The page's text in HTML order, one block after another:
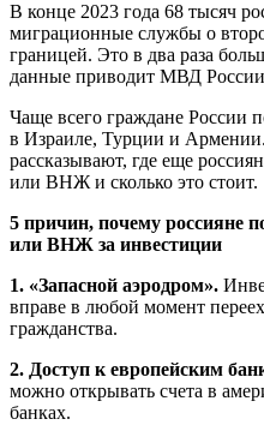
В конце 2023 года 68 тысяч
миграционные службы о
границей. Это в два раза
данные приводит МВД
Чаще всего граждане
в Израиле, Турции и
рассказывают, где еще
или ВНЖ и сколько это стоит.
5 причин, почему россияне
или ВНЖ за инвестиции
1. «Запасной аэродром».
вправе в любой момент
гражданства.
2. Доступ к европейским
можно открывать счета в
банках.